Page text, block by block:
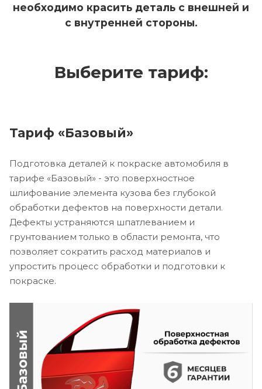
необходимо красить деталь с внешней и
с внутренней стороны.
Выберите тариф:
Тариф «Базовый»
Подготовка деталей к покраске автомобиля в
тарифе «Базовый» - это поверхностное
шлифование элемента кузова без глубокой
обработки дефектов на поверхности детали.
Дефекты устраняются шпатлеванием и
грунтованием только в области ремонта, что
позволяет сократить расход материалов и
упростить процесс обработки и подготовки к
покраске.